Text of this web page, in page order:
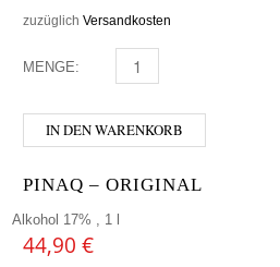
zuzüglich Versandkosten
MENGE: DIPLOMATICO 0,35 MENGE
IN DEN WARENKORB
PINAQ – ORIGINAL
Alkohol 17% , 1 l
44,90 €